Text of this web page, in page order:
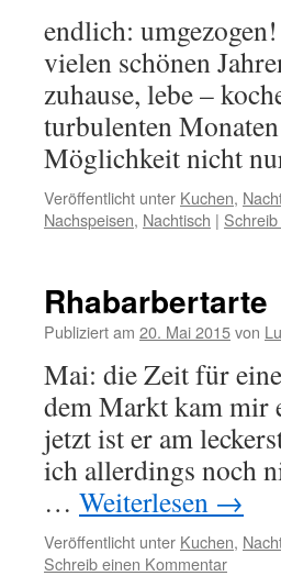
endlich:
vielen schönen
zuhause, lebe –
turbulenten
Möglichkeit nicht
Veröffentlicht unter Kuchen,
Nachspeisen, Nachtisch |
Rhabarbertarte
Publiziert am 20. Mai 2015von
Mai: die Zeit für
dem Markt kam mir
jetzt ist er am
ich allerdings noch
… Weiterlesen →
Veröffentlicht unter Kuchen,
Schreib einen Kommentar